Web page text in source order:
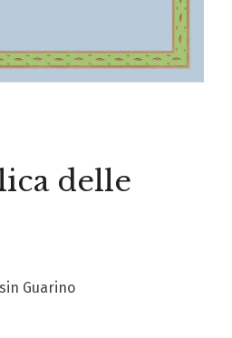
delle
Guarino